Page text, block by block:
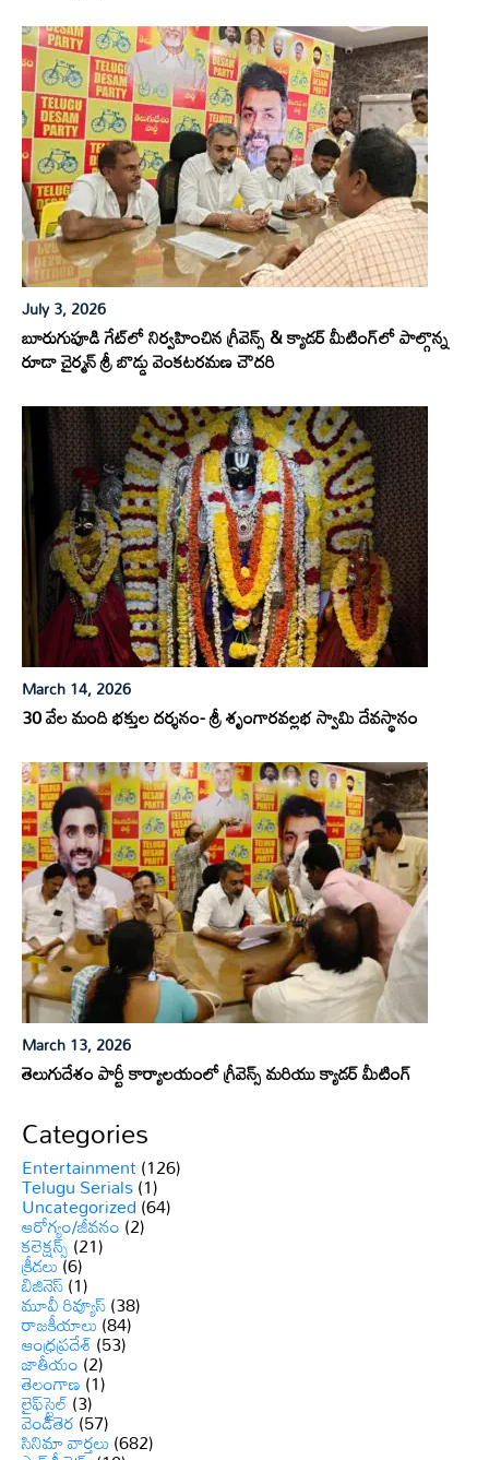
July 3, 2026
బూరుగుపూడి గేట్‌లో నిర్వహించిన గ్రీవెన్స్ & క్యాడర్ మీటింగ్‌లో పాల్గొన్న
రూడా చైర్మన్ శ్రీ బొడ్డు వెంకటరమణ చౌదరి
March 14, 2026
30 వేల మంది భక్తుల దర్శనం- శ్రీ శృంగారవల్లభ స్వామి దేవస్థానం
March 13, 2026
తెలుగుదేశం పార్టీ కార్యాలయంలో గ్రీవెన్స్ మరియు క్యాడర్ మీటింగ్
Categories
Entertainment(126)
Telugu Serials(1)
Uncategorized(64)
ఆరోగ్యం/జీవనం(2)
కలెక్షన్స్(21)
క్రీడలు(6)
బిజినెస్(1)
మూవీ రివ్యూస్(38)
రాజకీయాలు(84)
ఆంధ్రప్రదేశ్(53)
జాతీయం(2)
తెలంగాణ(1)
లైఫ్‌స్టైల్(3)
వెండితెర(57)
సినిమా వార్తలు(682)